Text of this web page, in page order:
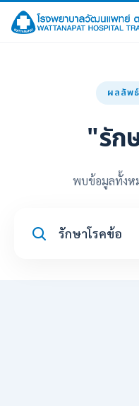
ผลลัพ
"รัก
พบข้อมูลทั้งห